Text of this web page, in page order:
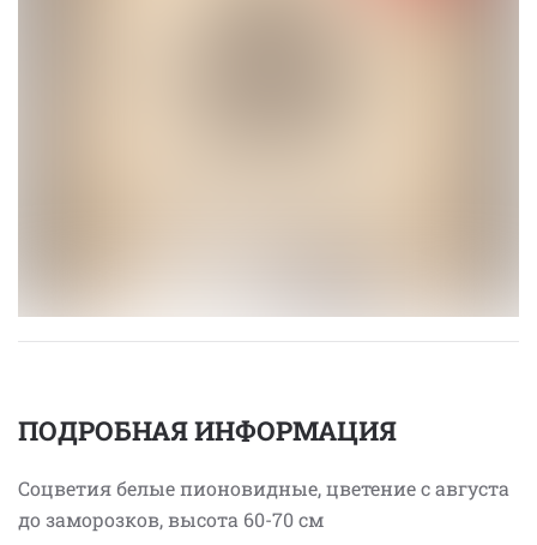
ПОДРОБНАЯ ИНФОРМАЦИЯ
Соцветия белые пионовидные, цветение с августа
до заморозков, высота 60-70 см